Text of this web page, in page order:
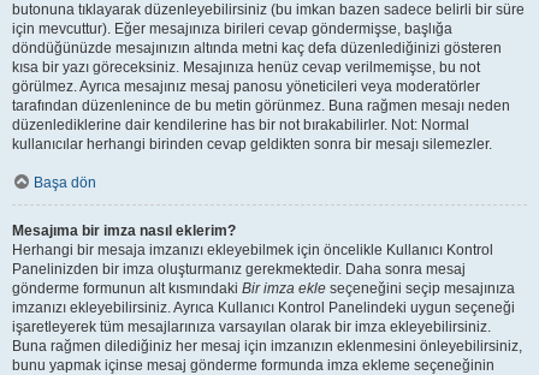
butonuna tıklayarak düzenleyebilirsiniz (bu imkan bazen sadece belirli bir süre
için mevcuttur). Eğer mesajınıza birileri cevap göndermişse, başlığa
döndüğünüzde mesajınızın altında metni kaç defa düzenlediğinizi gösteren
kısa bir yazı göreceksiniz. Mesajınıza henüz cevap verilmemişse, bu not
görülmez. Ayrıca mesajınız mesaj panosu yöneticileri veya moderatörler
tarafından düzenlenince de bu metin görünmez. Buna rağmen mesajı neden
düzenlediklerine dair kendilerine has bir not bırakabilirler. Not: Normal
kullanıcılar herhangi birinden cevap geldikten sonra bir mesajı silemezler.
Başa dön
Mesajıma bir imza nasıl eklerim?
Herhangi bir mesaja imzanızı ekleyebilmek için öncelikle Kullanıcı Kontrol
Panelinizden bir imza oluşturmanız gerekmektedir. Daha sonra mesaj
gönderme formunun alt kısmındaki Bir imza ekle seçeneğini seçip mesajınıza
imzanızı ekleyebilirsiniz. Ayrıca Kullanıcı Kontrol Panelindeki uygun seçeneği
işaretleyerek tüm mesajlarınıza varsayılan olarak bir imza ekleyebilirsiniz.
Buna rağmen dilediğiniz her mesaj için imzanızın eklenmesini önleyebilirsiniz,
bunu yapmak içinse mesaj gönderme formunda imza ekleme seçeneğinin